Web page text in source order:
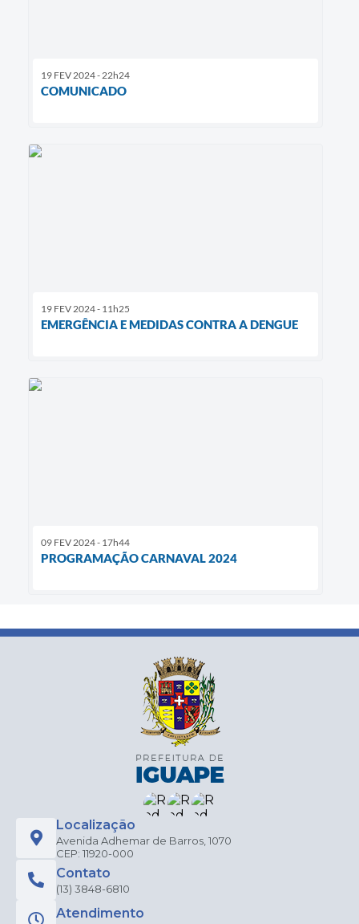
19 FEV 2024 - 22h24
COMUNICADO
19 FEV 2024 - 11h25
EMERGÊNCIA E MEDIDAS CONTRA A DENGUE
09 FEV 2024 - 17h44
PROGRAMAÇÃO CARNAVAL 2024
Localização
Avenida Adhemar de Barros, 1070
CEP: 11920-000
Contato
(13) 3848-6810
Atendimento